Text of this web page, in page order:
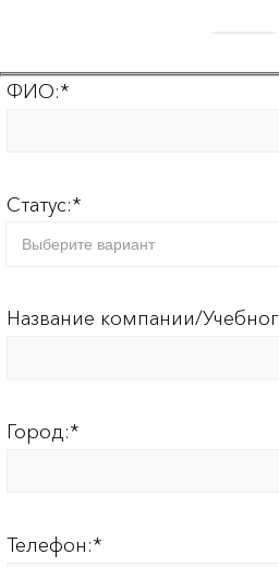
ФИО:*
Статус:*
Название компании/
Город:*
Телефон:*